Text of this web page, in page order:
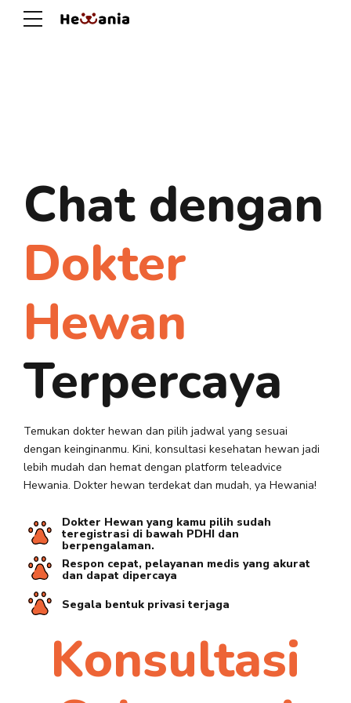
Chat dengan
Dokter
Hewan
Terpercaya
Temukan dokter hewan dan pilih jadwal yang sesuai
dengan keinginanmu. Kini, konsultasi kesehatan hewan jadi
lebih mudah dan hemat dengan platform teleadvice
Hewania. Dokter hewan terdekat dan mudah, ya Hewania!
Dokter Hewan yang kamu pilih sudah
teregistrasi di bawah PDHI dan
berpengalaman.
Respon cepat, pelayanan medis yang akurat
dan dapat dipercaya
Segala bentuk privasi terjaga
Konsultasi